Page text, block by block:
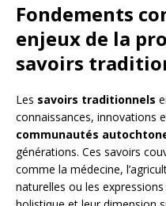
Fondements
enjeux de la
savoirs
Les savoirs traditionnels
connaissances, innovations
communautés
générations. Ces savoirs
comme la médecine,
naturelles ou les